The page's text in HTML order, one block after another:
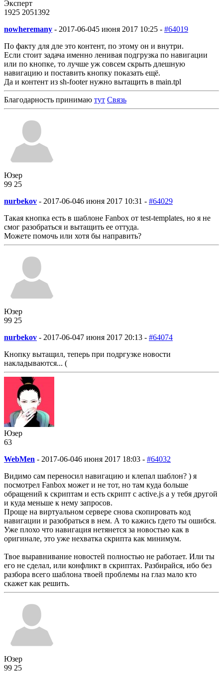
Эксперт
1925 2051392
nowheremany - 2017-06-045 июня 2017 10:25 - #64019
По факту для дле это контент, по этому он и внутри.
Если стоит задача именно ленивая подгрузка по навигации
или по кнопке, то лучше уж совсем скрыть длешную
навигацию и поставить кнопку показать ещё.
Да и контент из sh-footer нужно вытащить в main.tpl
Благодарность принимаю тут Связь
Юзер
99 25
nurbekov - 2017-06-046 июня 2017 10:31 - #64029
Такая кнопка есть в шаблоне Fanbox от test-templates, но я не
смог разобраться и вытащить ее оттуда.
Можете помочь или хотя бы направить?
Юзер
99 25
nurbekov - 2017-06-047 июня 2017 20:13 - #64074
Кнопку вытащил, теперь при подргузке новости
накладываются... (
Юзер
63
WebMen - 2017-06-046 июня 2017 18:03 - #64032
Видимо сам переносил навигацию и клепал шаблон? ) я
посмотрел Fanbox может и не тот, но там куда больше
обращений к скриптам и есть скрипт с active.js а у тебя другой
и куда меньше к нему запросов.
Проще на виртуальном сервере снова скопировать код
навигации и разобраться в нем. А то кажись гдето ты ошибся.
Уже плохо что навигация нетянется за новостью как в
оригинале, это уже нехватка скрипта как минимум.
Твое выравнивание новостей полностью не работает. Или ты
его не сделал, или конфликт в скриптах. Разбирайся, ибо без
разбора всего шаблона твоей проблемы на глаз мало кто
скажет как решить.
Юзер
99 25